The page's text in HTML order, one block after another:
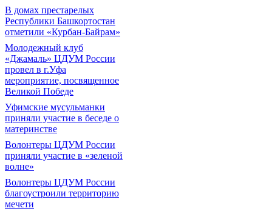
В домах престарелых
Республики Башкортостан
отметили «Курбан-Байрам»
Молодежный клуб
«Джамаль» ЦДУМ России
провел в г.Уфа
мероприятие, посвященное
Великой Победе
Уфимские мусульманки
приняли участие в беседе о
материнстве
Волонтеры ЦДУМ России
приняли участие в «зеленой
волне»
Волонтеры ЦДУМ России
благоустроили территорию
мечети